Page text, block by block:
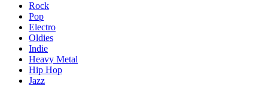
Rock
Pop
Electro
Oldies
Indie
Heavy Metal
Hip Hop
Jazz